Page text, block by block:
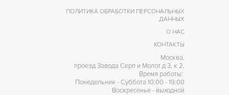
ПОЛИТИКА ОБРАБОТКИ ПЕРСОНАЛЬНЫХ
ДАННЫХ
О НАС
КОНТАКТЫ
Москва,
проезд Завода Серп и Молот д 3, к 2,
Время работы:
Понедельник - Суббота 10:00 - 19:00
Воскресенье - выходной